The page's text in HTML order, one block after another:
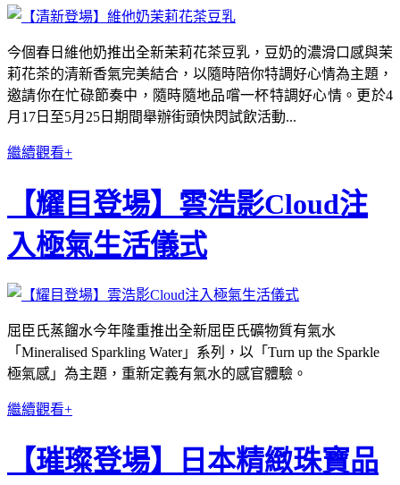
今個春日維他奶推出全新茉莉花茶豆乳，豆奶的濃滑口感與茉
莉花茶的清新香氣完美結合，以隨時陪你特調好心情為主題，
邀請你在忙碌節奏中，隨時隨地品嚐一杯特調好心情。更於4
月17日至5月25日期間舉辦街頭快閃試飲活動...
繼續觀看+
【耀目登場】雲浩影Cloud注
入極氣生活儀式
屈臣氏蒸餾水今年隆重推出全新屈臣氏礦物質有氣水
「Mineralised Sparkling Water」系列，以「Turn up the Sparkle
極氣感」為主題，重新定義有氣水的感官體驗。
繼續觀看+
【璀璨登場】日本精緻珠寶品